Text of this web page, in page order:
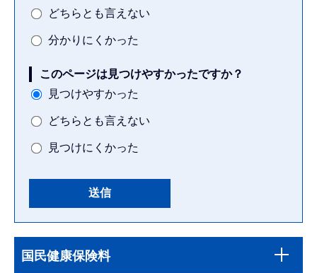
どちらとも言えない
分かりにくかった
このページは見つけやすかったですか？
見つけやすかった
どちらとも言えない
見つけにくかった
文
ブ
国民健康保険料